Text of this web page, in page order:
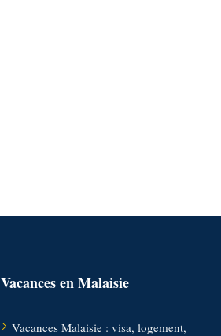
Vacances en Malaisie
Vacances Malaisie : visa, logement,